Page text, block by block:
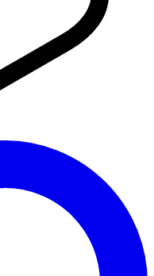
أمير بن ملوكة:
المسابقة الدولية